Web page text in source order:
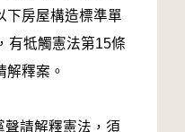
下房屋構造標準單
有牴觸憲法第15條
解釋案。
聲請解釋憲法，須